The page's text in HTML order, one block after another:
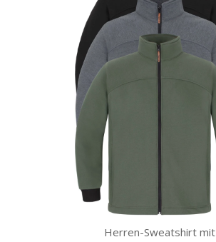
Herren-Sweatshirt mit